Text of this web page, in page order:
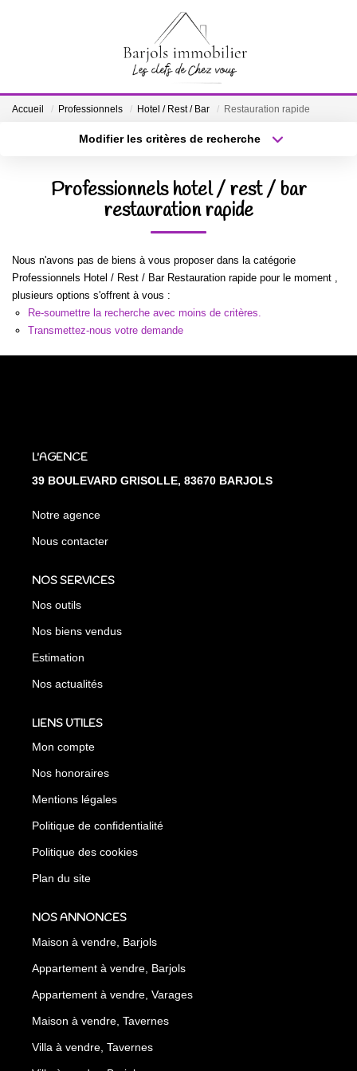
ACCUEIL
BIENS VENDUS
NOTRE ÉQUIPE
CONTACT
Accueil Professionnels Hotel / Rest / Bar Restauration rapide
Modifier les critères de recherche
Budget max
Professionnels hotel / rest / bar
restauration rapide
Nous n'avons pas de biens à vous proposer dans la catégorie
Professionnels Hotel / Rest / Bar Restauration rapide pour le moment ,
plusieurs options s'offrent à vous :
Re-soumettre la recherche avec moins de critères.
Transmettez-nous votre demande
L'AGENCE
39 BOULEVARD GRISOLLE, 83670 BARJOLS
Notre agence
Nous contacter
NOS SERVICES
Nos outils
Nos biens vendus
Estimation
Nos actualités
LIENS UTILES
Mon compte
Nos honoraires
Mentions légales
Politique de confidentialité
Politique des cookies
Plan du site
NOS ANNONCES
Maison à vendre, Barjols
Appartement à vendre, Barjols
Appartement à vendre, Varages
Maison à vendre, Tavernes
Villa à vendre, Tavernes